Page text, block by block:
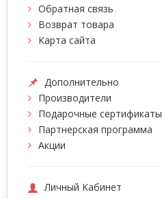
Обратная связь
Возврат товара
Карта сайта
Дополнительно
Производители
Подарочные сертификаты
Партнерская программа
Акции
Личный Кабинет